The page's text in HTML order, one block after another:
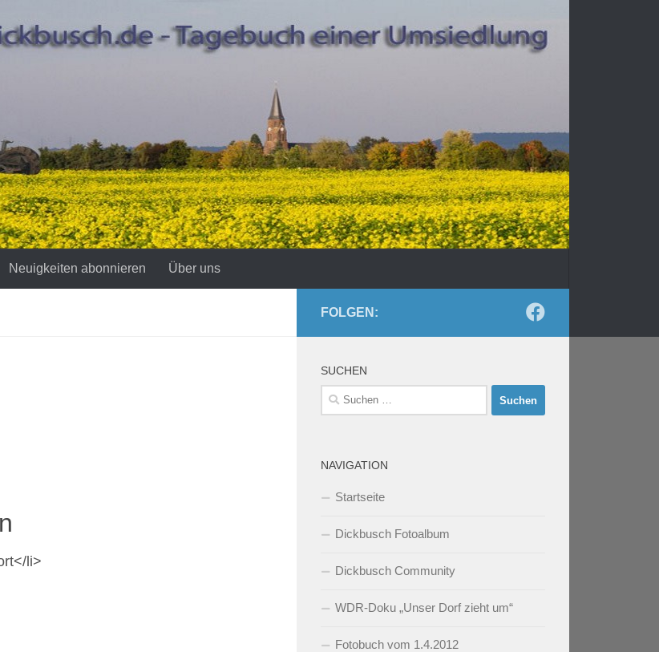
Neuigkeiten abonnieren Über uns
li>
FOLGEN:
SUCHEN
Suchen
nach:
NAVIGATION
Startseite
Dickbusch Fotoalbum
Dickbusch Community
WDR-Doku „Unser Dorf zieht um“
Fotobuch vom 1.4.2012